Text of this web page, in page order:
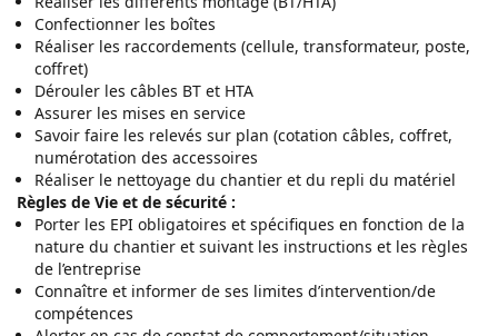
Confectionner les boîtes
Réaliser les raccordements (cellule, transformateur, poste,
coffret)
Dérouler les câbles BT et HTA
Assurer les mises en service
Savoir faire les relevés sur plan (cotation câbles, coffret,
numérotation des accessoires
Réaliser le nettoyage du chantier et du repli du matériel
Règles de Vie et de sécurité :
Porter les EPI obligatoires et spécifiques en fonction de la
nature du chantier et suivant les instructions et les règles
de l’entreprise
Connaître et informer de ses limites d’intervention/de
compétences